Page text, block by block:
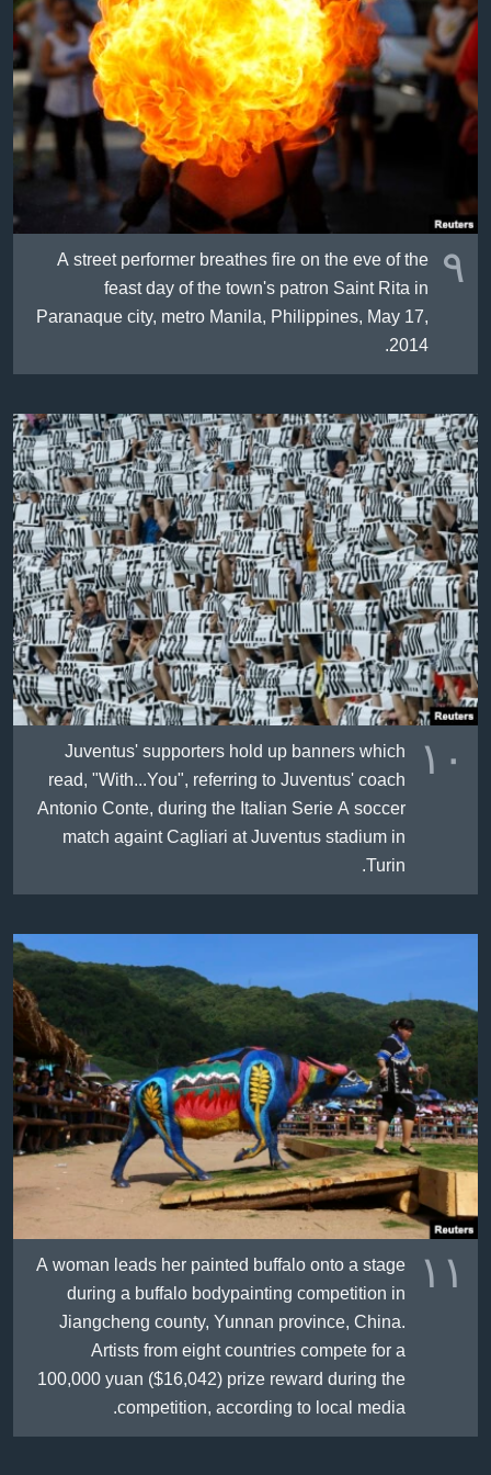
ژیان لە فەرهەنگدا
Learning English
FOLLOW US
٩ A street performer breathes fire on the eve of the
feast day of the town's patron Saint Rita in
Paranaque city, metro Manila, Philippines, May 17,
2014.
١٠
Juventus' supporters hold up banners which
read, "With...You", referring to Juventus' coach
Antonio Conte, during the Italian Serie A soccer
match againt Cagliari at Juventus stadium in
Turin.
١١ A woman leads her painted buffalo onto a stage
during a buffalo bodypainting competition in
Jiangcheng county, Yunnan province, China.
Artists from eight countries compete for a
100,000 yuan ($16,042) prize reward during the
competition, according to local media.